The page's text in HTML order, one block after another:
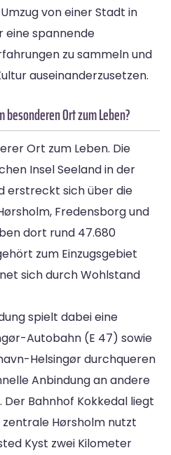
von einer Stadt in
eine spannende
zu sammeln und
auseinanderzusetzen.
Ort zum Leben?
Ort zum Leben. Die
Insel Seeland in der
erstreckt sich über die
Fredensborg und
dort rund 47.680
zum Einzugsgebiet
sich durch Wohlstand
spielt dabei eine
Autobahn (E 47) sowie
Helsingør durchqueren
Anbindung an andere
Bahnhof Kokkedal liegt
Hørsholm nutzt
Kyst zwei Kilometer